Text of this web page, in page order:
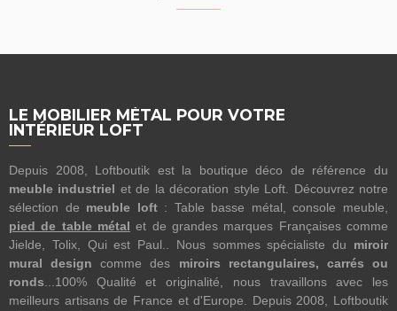
LE MOBILIER MÉTAL POUR VOTRE
INTÉRIEUR LOFT
Depuis 2008, Loftboutik est la boutique déco de référence du
meuble industriel et de la décoration style Loft. Découvrez notre
sélection de meuble loft: Table basse métal, console meuble,
pied de table métal et de grandes marques Françaises comme
Jielde, Tolix, Qui est Paul.. Nous sommes spécialiste du miroir
mural design comme des miroirs rectangulaires, carrés ou
ronds ...100% Qualité et originalité, nous travaillons avec les
meilleurs artisans de France et d'Europe. Depuis 2008, Loftboutik